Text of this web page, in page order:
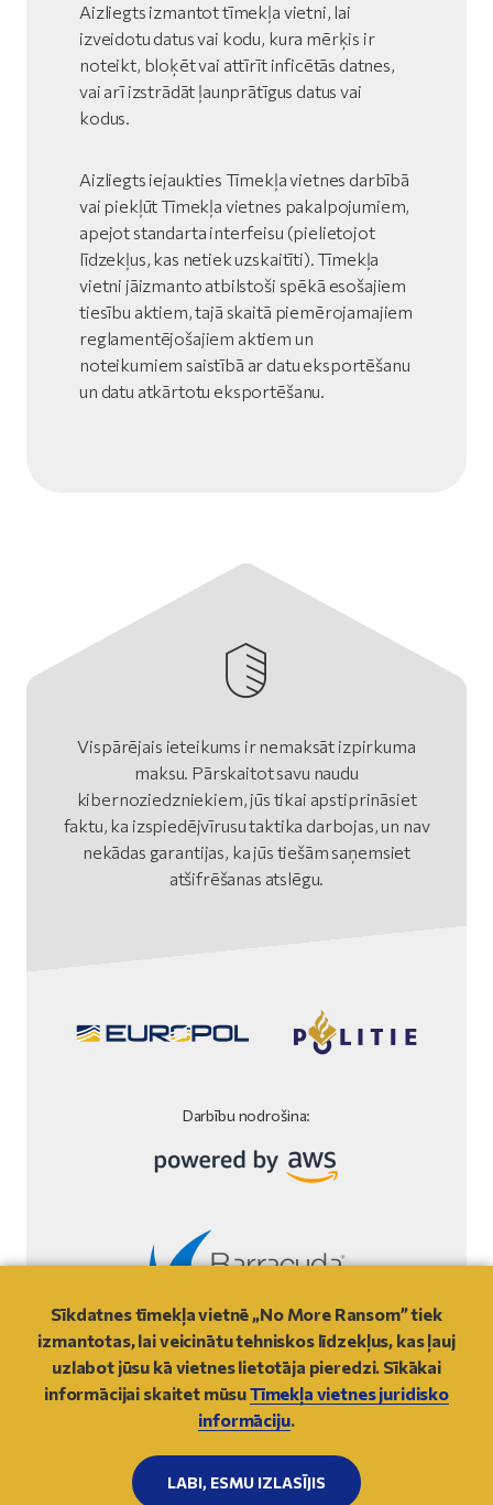
Aizliegts izmantot tīmekļa vietni, lai
izveidotu datus vai kodu, kura mērķis ir
noteikt, bloķēt vai attīrīt inficētās datnes,
vai arī izstrādāt ļaunprātīgus datus vai
kodus.
Aizliegts iejaukties Tīmekļa vietnes darbībā
vai piekļūt Tīmekļa vietnes pakalpojumiem,
apejot standarta interfeisu (pielietojot
līdzekļus, kas netiek uzskaitīti). Tīmekļa
vietni jāizmanto atbilstoši spēkā esošajiem
tiesību aktiem, tajā skaitā piemērojamajiem
reglamentējošajiem aktiem un
noteikumiem saistībā ar datu eksportēšanu
un datu atkārtotu eksportēšanu.
Vispārējais ieteikums ir nemaksāt izpirkuma
maksu. Pārskaitot savu naudu
kibernoziedzniekiem, jūs tikai apstiprināsiet
faktu, ka izspiedējvīrusu taktika darbojas, un nav
nekādas garantijas, ka jūs tiešām saņemsiet
atšifrēšanas atslēgu.
Darbību nodrošina:
Tīmekļa vietnes juridiskā informācija
© 2021- NO MORE RANSOM
UZ AUGŠU
Sīkdatnes tīmekļa vietnē „No More Ransom” tiek
izmantotas, lai veicinātu tehniskos līdzekļus, kas ļauj
uzlabot jūsu kā vietnes lietotāja pieredzi. Sīkākai
informācijai skaitet mūsuTīmekļa vietnes juridisko
informāciju.
LABI, ESMU IZLASĪJIS